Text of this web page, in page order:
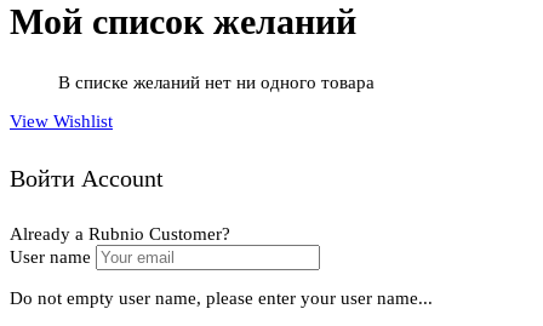
Мой список желаний
В списке желаний нет ни одного товара
View Wishlist
Войти Account
Already a Rubnio Customer?
User name
Do not empty user name, please enter your user name...